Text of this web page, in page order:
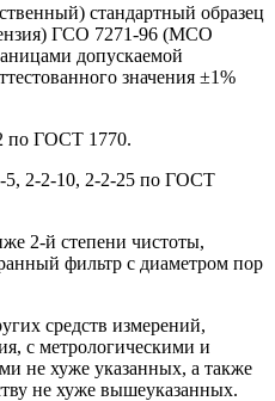
стандартный образец
ГСО 7271-96 (МСО
допускаемой
значения ±1%
по ГОСТ 1770.
5, 2-2-10, 2-2-25 по ГОСТ
2-й степени чистоты,
фильтр с диаметром пор
средств измерений,
с метрологическими и
не хуже указанных, а также
не хуже вышеуказанных.